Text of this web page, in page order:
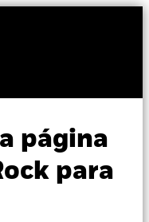
página
para